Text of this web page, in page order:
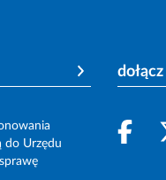
do Urzędu